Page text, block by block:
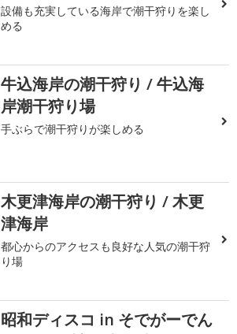
設備も充実している海岸で潮干狩りを楽し
める
牛込海岸の潮干狩り / 牛込海
岸潮干狩り場
手ぶらで潮干狩りが楽しめる
木更津海岸の潮干狩り / 木更
津海岸
都心からのアクセスも良好な人気の潮干狩
り場
昭和ディスコ in そでがーでん